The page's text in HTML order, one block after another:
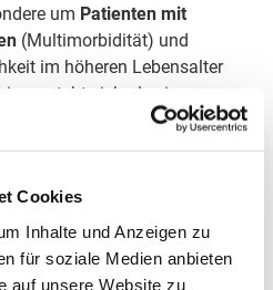
Cookies
Inhalte und Anzeigen zu
für soziale Medien anbieten
auf unsere Website zu
um Patienten mit
(Multimorbidität) und
im höheren Lebensalter
versteht sich als eine
, die im Städtischen
Teil der Klinik für
das Ziel, die
geriatrischen Patienten